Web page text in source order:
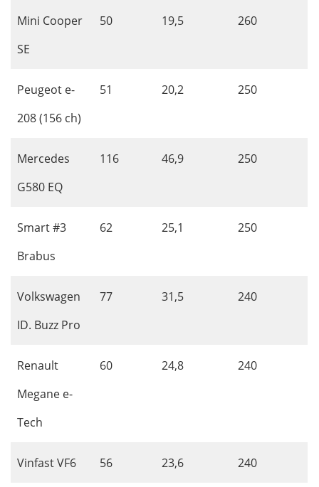
Mini Cooper
SE
50 19,5 260
Peugeot e-
208 (156 ch)
51 20,2 250
Mercedes
G580 EQ
116 46,9 250
Smart #3
Brabus
62 25,1 250
Volkswagen
ID. Buzz Pro
77 31,5 240
Renault
Megane e-
Tech
60 24,8 240
Vinfast VF6 56 23,6 240